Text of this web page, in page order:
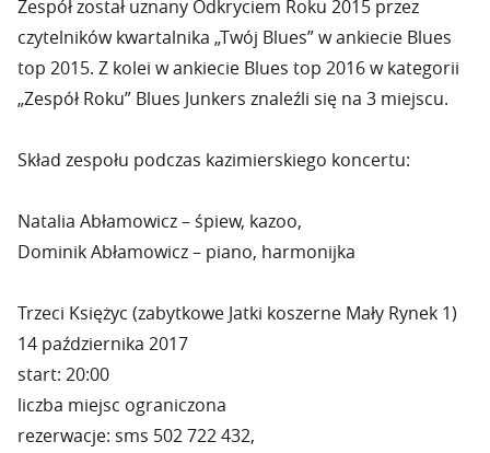
Zespół został uznany Odkryciem Roku 2015 przez
czytelników kwartalnika „Twój Blues” w ankiecie Blues
top 2015. Z kolei w ankiecie Blues top 2016 w kategorii
„Zespół Roku” Blues Junkers znaleźli się na 3 miejscu.
Skład zespołu podczas kazimierskiego koncertu:
Natalia Abłamowicz – śpiew, kazoo,
Dominik Abłamowicz – piano, harmonijka
Trzeci Księżyc (zabytkowe Jatki koszerne Mały Rynek 1)
14 października 2017
start: 20:00
liczba miejsc ograniczona
rezerwacje: sms 502 722 432,